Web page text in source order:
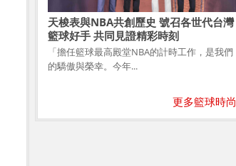
天梭表與NBA共創歷史 號召各世代台灣
籃球好手 共同見證精彩時刻
「擔任籃球最高殿堂NBA的計時工作，是我們
的驕傲與榮幸。今年...
更多籃球時尚